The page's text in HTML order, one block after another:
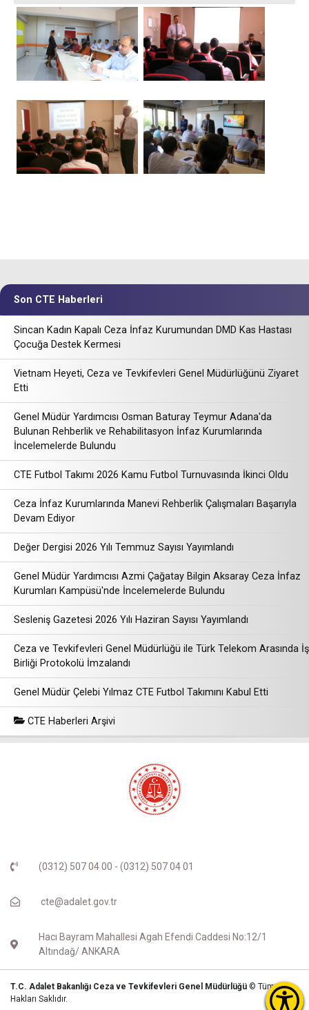
Son CTE Haberleri
Sincan Kadın Kapalı Ceza İnfaz Kurumundan DMD Kas Hastası
Çocuğa Destek Kermesi
Vietnam Heyeti, Ceza ve Tevkifevleri Genel Müdürlüğünü Ziyaret
Etti
Genel Müdür Yardımcısı Osman Baturay Teymur Adana'da
Bulunan Rehberlik ve Rehabilitasyon İnfaz Kurumlarında
İncelemelerde Bulundu
CTE Futbol Takımı 2026 Kamu Futbol Turnuvasında İkinci Oldu
Ceza İnfaz Kurumlarında Manevi Rehberlik Çalışmaları Başarıyla
Devam Ediyor
Değer Dergisi 2026 Yılı Temmuz Sayısı Yayımlandı
Genel Müdür Yardımcısı Azmi Çağatay Bilgin Aksaray Ceza İnfaz
Kurumları Kampüsü'nde İncelemelerde Bulundu
Sesleniş Gazetesi 2026 Yılı Haziran Sayısı Yayımlandı
Ceza ve Tevkifevleri Genel Müdürlüğü ile Türk Telekom Arasında İş
Birliği Protokolü İmzalandı
Genel Müdür Çelebi Yılmaz CTE Futbol Takımını Kabul Etti
CTE Haberleri Arşivi
(0312) 507 04 00 - (0312) 507 04 01
cte@adalet.gov.tr
Hacı Bayram Mahallesi Agah Efendi Caddesi No:12/1
Altındağ/ ANKARA
T.C. Adalet Bakanlığı Ceza ve Tevkifevleri Genel Müdürlüğü © Tüm
Hakları Saklıdır.